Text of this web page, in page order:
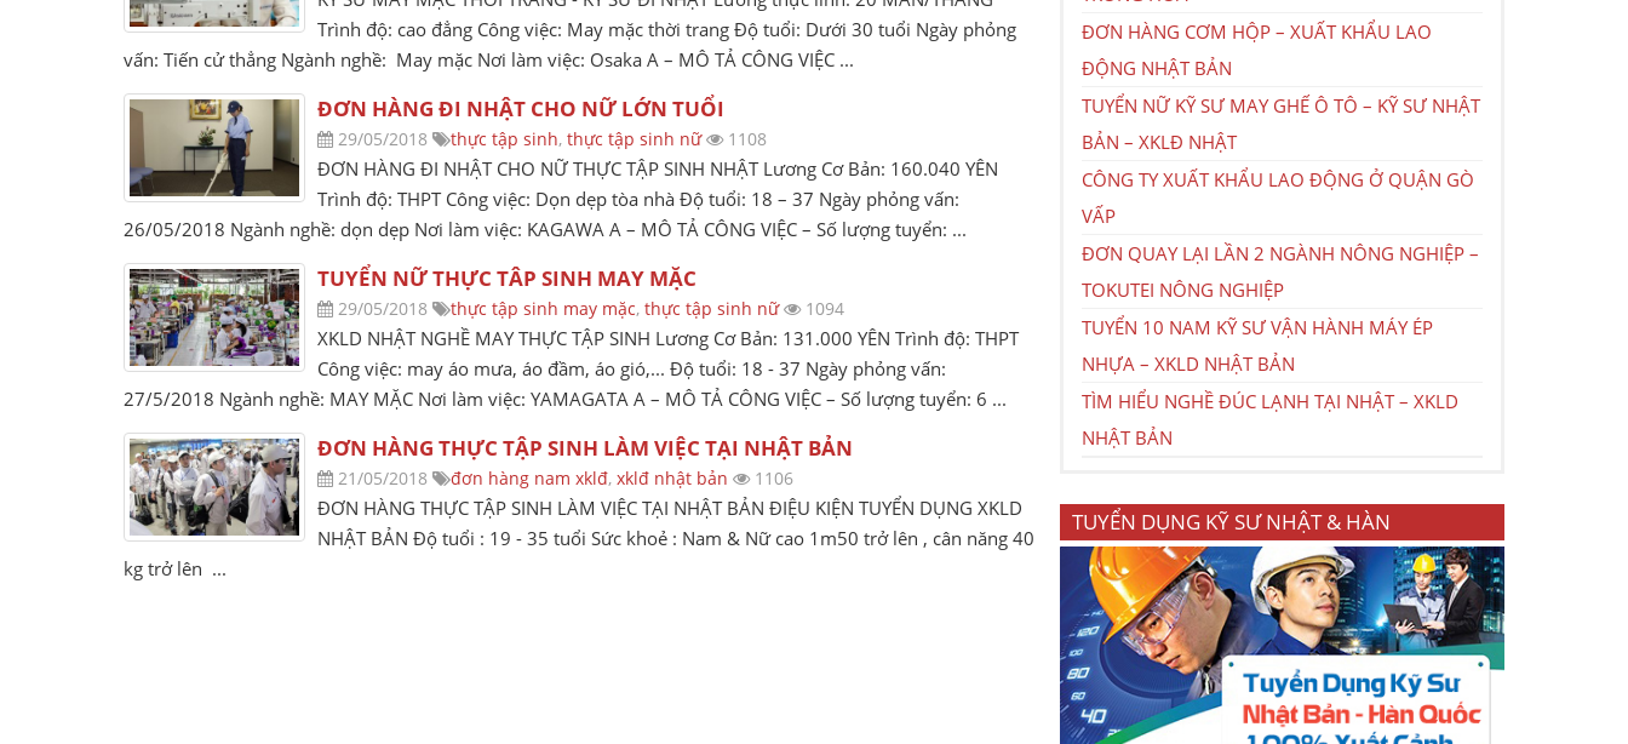
Trình độ: cao đẳng Công việc: May mặc thời trang Độ tuổi: Dưới 30 tuổi Ngày phỏng
vấn: Tiến cử thẳng Ngành nghề: May mặc Nơi làm việc: Osaka A – MÔ TẢ CÔNG VIỆC ...
ĐƠN HÀNG ĐI NHẬT CHO NỮ LỚN TUỔI
29/05/2018 thực tập sinh, thực tập sinh nữ 1108
ĐƠN HÀNG ĐI NHẬT CHO NỮ THỰC TẬP SINH NHẬT Lương Cơ Bản: 160.040 YÊN
Trình độ: THPT Công việc: Dọn dẹp tòa nhà Độ tuổi: 18 – 37 Ngày phỏng vấn:
26/05/2018 Ngành nghề: dọn dẹp Nơi làm việc: KAGAWA A – MÔ TẢ CÔNG VIỆC – Số lượng tuyển: ...
TUYỂN NỮ THỰC TÂP SINH MAY MẶC
29/05/2018 thực tập sinh may mặc, thực tập sinh nữ 1094
XKLD NHẬT NGHỀ MAY THỰC TẬP SINH Lương Cơ Bản: 131.000 YÊN Trình độ: THPT
Công việc: may áo mưa, áo đầm, áo gió,... Độ tuổi: 18 - 37 Ngày phỏng vấn:
27/5/2018 Ngành nghề: MAY MẶC Nơi làm việc: YAMAGATA A – MÔ TẢ CÔNG VIỆC – Số lượng tuyển: 6 ...
ĐƠN HÀNG THỰC TẬP SINH LÀM VIỆC TẠI NHẬT BẢN
21/05/2018 đơn hàng nam xklđ, xklđ nhật bản 1106
ĐƠN HÀNG THỰC TẬP SINH LÀM VIỆC TẠI NHẬT BẢN ĐIỆU KIỆN TUYỂN DỤNG XKLD
NHẬT BẢN Độ tuổi : 19 - 35 tuổi Sức khoẻ : Nam & Nữ cao 1m50 trở lên , cân năng 40
kg trở lên ...
ĐƠN HÀNG CƠM HỘP – XUẤT KHẨU LAO
ĐỘNG NHẬT BẢN
TUYỂN NỮ KỸ SƯ MAY GHẾ Ô TÔ – KỸ SƯ NHẬT
BẢN – XKLĐ NHẬT
CÔNG TY XUẤT KHẨU LAO ĐỘNG Ở QUẬN GÒ
VẤP
ĐƠN QUAY LẠI LẦN 2 NGÀNH NÔNG NGHIỆP –
TOKUTEI NÔNG NGHIỆP
TUYỂN 10 NAM KỸ SƯ VẬN HÀNH MÁY ÉP
NHỰA – XKLD NHẬT BẢN
TÌM HIỂU NGHỀ ĐÚC LẠNH TẠI NHẬT – XKLD
NHẬT BẢN
TUYỂN DỤNG KỸ SƯ NHẬT & HÀN